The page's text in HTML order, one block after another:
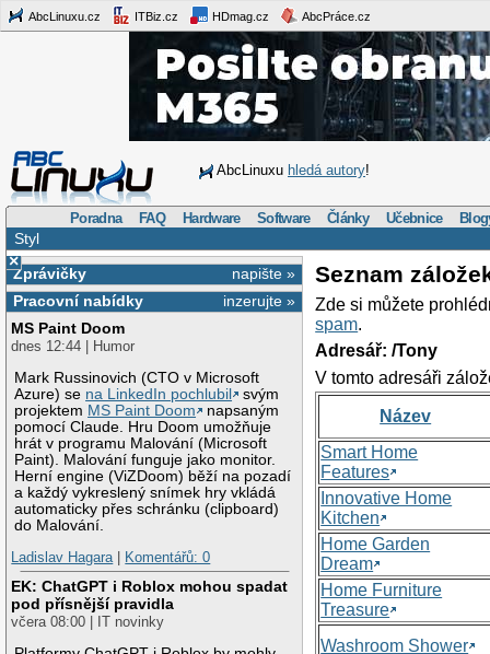
AbcLinuxu.cz ITBiz.cz HDmag.cz AbcPráce.cz
AbcLinuxu hledá autory!
Poradna FAQ Hardware Software Články Učebnice
Styl
×
napište »
Zprávičky
inzerujte »
Pracovní nabídky
MS Paint Doom
dnes 12:44 | Humor
Mark Russinovich (CTO v Microsoft
Azure) se na LinkedIn pochlubil
svým
projektem MS Paint Doom
napsaným
pomocí Claude. Hru Doom umožňuje
hrát v programu Malování (Microsoft
Paint). Malování funguje jako monitor.
Herní engine (ViZDoom) běží na pozadí
a každý vykreslený snímek hry vkládá
automaticky přes schránku (clipboard)
do Malování.
Ladislav Hagara| Komentářů: 0
EK: ChatGPT i Roblox mohou spadat
pod přísnější pravidla
včera 08:00 | IT novinky
Seznam
Zde si můžete
spam.
Adresář: /Tony
V tomto adresáři
Název
Smart Home
Features
Innovative Home
Kitchen
Home Garden
Dream
Home Furniture
Treasure
Washroom Shower